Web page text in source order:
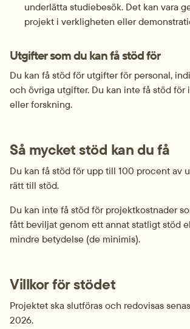
underlätta studiebesök. Det kan vara
projekt i verkligheten eller
Utgifter som du kan få stöd för
Du kan få stöd för utgifter för personal,
och övriga utgifter. Du kan inte få stöd för
eller forskning.
Så mycket stöd kan du få
Du kan få stöd för upp till 100 procent av
rätt till stöd.
Du kan inte få stöd för projektkostnader
fått beviljat genom ett annat statligt stöd
mindre betydelse (de minimis).
Villkor för stödet
Projektet ska slutföras och redovisas
2026.